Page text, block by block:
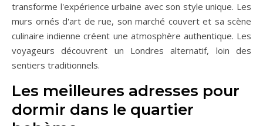
transforme l'expérience urbaine avec son style unique. Les
murs ornés d'art de rue, son marché couvert et sa scène
culinaire indienne créent une atmosphère authentique. Les
voyageurs découvrent un Londres alternatif, loin des
sentiers traditionnels.
Les meilleures adresses pour
dormir dans le quartier